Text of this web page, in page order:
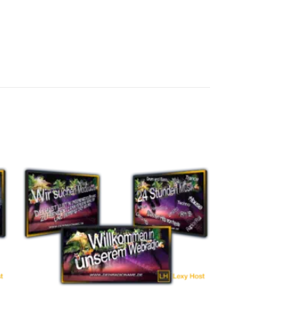
Auf die
Wunschliste
setzen